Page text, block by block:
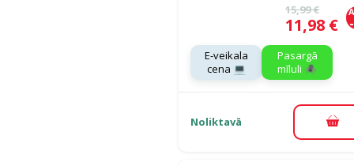
Oriģinālā
15,99 €
Cena
11,98 €
E-veikala
cena 💻
Pasargā
mīluli 🕷️
Noliktavā